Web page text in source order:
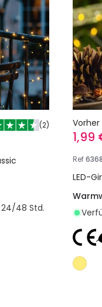
(2)
48 Std.
Vorher
1,99
Ref
LED-